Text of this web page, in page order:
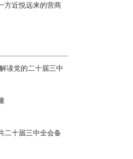
方近悦远来的营商
读党的二十届三中
二十届三中全会备